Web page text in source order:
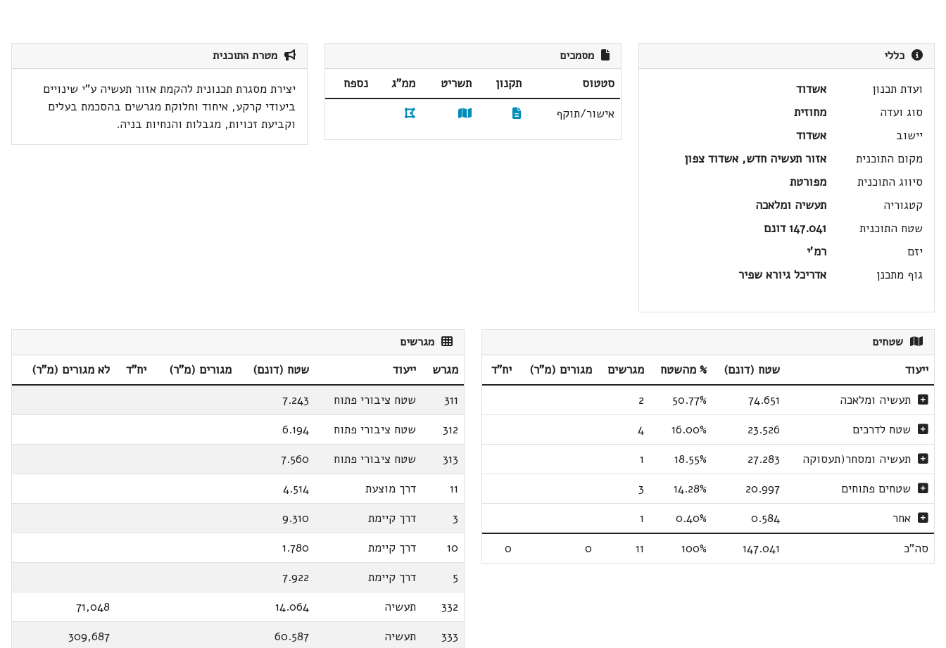
כללי
ועדת תכנון
אשדוד
סוג ועדה
מחוזית
יישוב
אשדוד
מקום התוכנית
אזור תעשיה חדש, אשדוד צפון
סיווג התוכנית
מפורטת
קטגוריה
תעשיה ומלאכה
שטח התוכנית
147.041 דונם
יזם
רמ'י
גוף מתכנן
אדריכל גיורא שפיר
מסמכים
סטטוס תקנון תשריט ממ"ג
נספח
אישור/תוקף
מטרת התוכנית
יצירת מסגרת תכנונית להקמת אזור תעשיה ע"י שינויים
ביעודי קרקע, איחוד וחלוקת מגרשים בהסכמת בעלים
וקביעת זכויות, מגבלות והנחיות בניה.
שטחים
ייעוד שטח (דונם) % מהשטח מגרשים מגורים (מ"ר)
יח"ד
תעשיה ומלאכה
74.651
50.77%
2
שטח לדרכים
23.526
16.00%
4
תעשיה ומסחר(תעסוקה
27.283
18.55%
1
שטחים פתוחים
20.997
14.28%
3
אחר
0.584
0.40%
1
סה"כ
147.041
100%
11
0
0
מגרשים
מגרש ייעוד שטח (דונם) מגורים (מ"ר) יח"ד
לא מגורים (מ"ר)
311
שטח ציבורי פתוח
7.243
312
שטח ציבורי פתוח
6.194
313
שטח ציבורי פתוח
7.560
11
דרך מוצעת
4.514
3
דרך קיימת
9.310
10
דרך קיימת
1.780
5
דרך קיימת
7.922
332
תעשיה 14.064
71,048
333
תעשיה 60.587
309,687